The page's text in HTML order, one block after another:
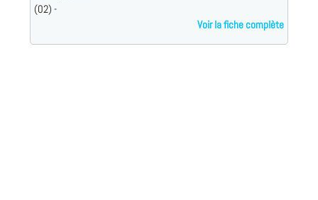
(02) -
Voir la fiche complète